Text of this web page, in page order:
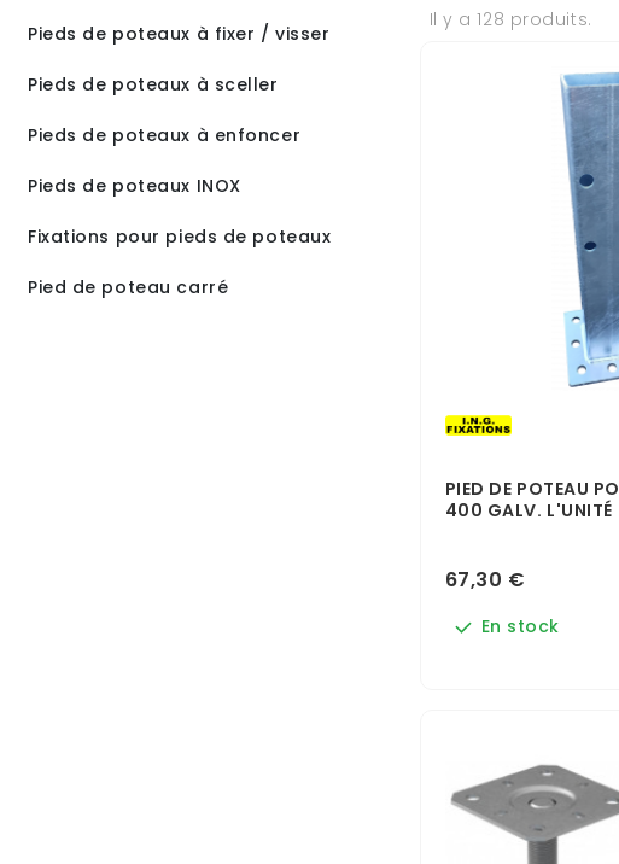
Pieds de poteaux à fixer / visser
Pieds de poteaux à sceller
Pieds de poteaux à enfoncer
Pieds de poteaux INOX
Fixations pour pieds de poteaux
Pied de poteau carré
Il y a 128 produits.
PIED DE POTEAU
400 GALV. L'UNITÉ
67,30 €
En stock